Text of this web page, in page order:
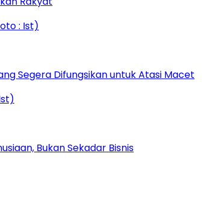
Segera Difungsikan untuk Atasi Macet
Bukan Sekadar Bisnis